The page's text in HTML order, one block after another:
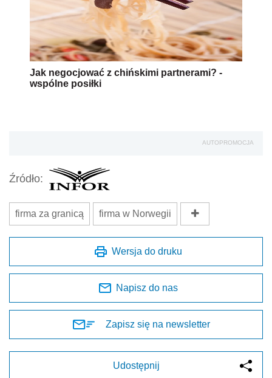
Jak negocjować z chińskimi partnerami? -
wspólne posiłki
AUTOPROMOCJA
Źródło:
firma za granicą firma w Norwegii
Wersja do druku
Napisz do nas
Zapisz się na newsletter
Udostępnij